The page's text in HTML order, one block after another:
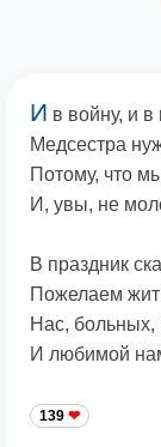
И в войну, и
Медсестра
Потому, что
И, увы, не
В праздник
Пожелаем
Нас, больных,
И любимой
139